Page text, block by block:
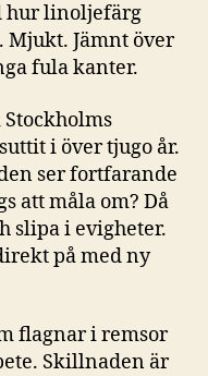
hur linoljefärg
Mjukt. Jämnt över
fula kanter.
Stockholms
i över tjugo år.
ser fortfarande
att måla om? Då
slipa i evigheter.
på med ny
flagnar i remsor
Skillnaden är